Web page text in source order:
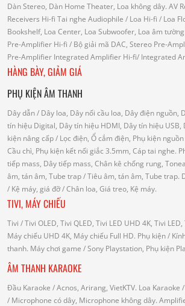
Dàn Stereo, Dàn Home Theater, Loa không dây. AV
Receivers Hi-fi Tai nghe Audiophile / Loa Hi-fi / Loa
Bookshelf, Loa Center, Loa Subwoofer, Loa âm
Pre-Amplifier Hi-fi / Bộ giải mã DAC, Stereo Pre-
Pre-Amplifier Integrated Amplifier Hi-fi/ Integrated
HÀNG BÀY, GIẢM GIÁ
PHỤ KIỆN ÂM THANH
Dây dẫn/ Dây loa, Dây nối cầu loa, Dây điện nguồn,
tín hiệu Digital, Dây tín hiệu HDMI, Dây tín hiệu USB,
kiện nâng cấp/ Lọc điện, Ổ cắm điện, Phụ kiện
Cầu chì, Phụ kiện kết nối giắc 3.5mm, Cáp tai nghe.
tiếp mass, Dây tiếp mass, Chân kê chống rung,
âm, tán âm, Tube trap/ Tiêu âm, tán âm, Tube trap.
/ Kệ máy, giá đỡ/ Chân loa, Giá treo, Kệ máy.
TIVI, MÁY CHIẾU
Tivi / Tivi OLED, Tivi QLED, Tivi LED UHD 4K, Tivi LED,
Máy chiếu UHD 4K, Máy chiếu Full HD. Phụ kiện/
thanh. Máy chơi game / Sony Playstation, Phụ kiện
ÂM THANH KARAOKE
Đầu Karaoke / Acnos, Arirang, VietKTV. Loa Karaoke
/ Microphone có dây, Microphone không dây.